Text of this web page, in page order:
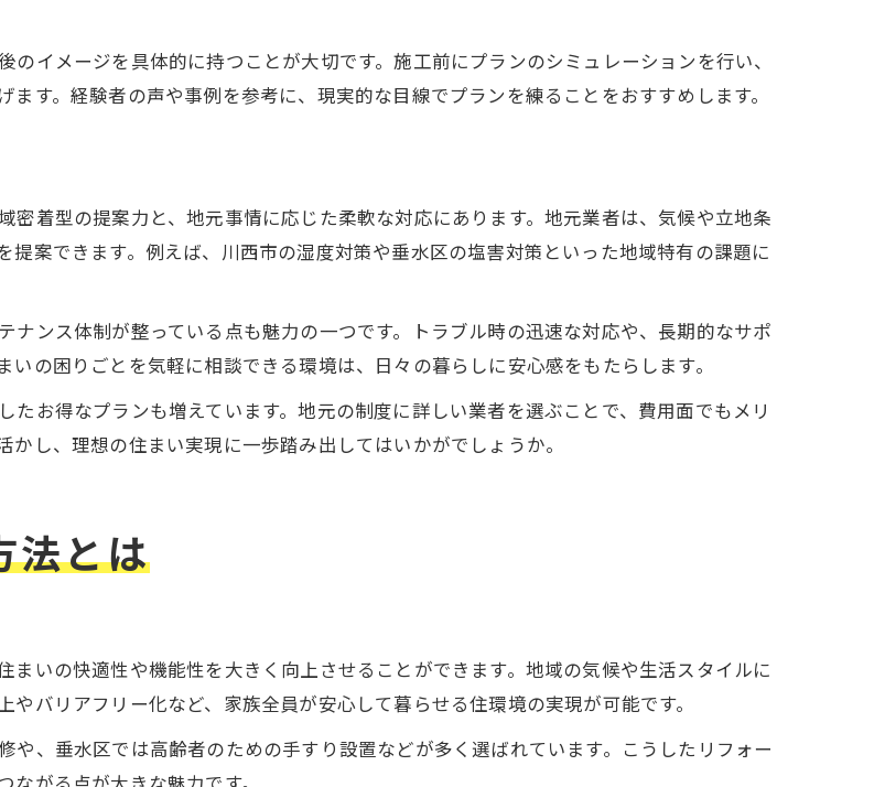
イメージを具体的に持つことが大切です。施工前にプランのシミュレーションを行い、
す。経験者の声や事例を参考に、現実的な目線でプランを練ることをおすすめします。
着型の提案力と、地元事情に応じた柔軟な対応にあります。地元業者は、気候や立地条
案できます。例えば、川西市の湿度対策や垂水区の塩害対策といった地域特有の課題に
ナンス体制が整っている点も魅力の一つです。トラブル時の迅速な対応や、長期的なサポ
の困りごとを気軽に相談できる環境は、日々の暮らしに安心感をもたらします。
お得なプランも増えています。地元の制度に詳しい業者を選ぶことで、費用面でもメリ
し、理想の住まい実現に一歩踏み出してはいかがでしょうか。
法とは
いの快適性や機能性を大きく向上させることができます。地域の気候や生活スタイルに
バリアフリー化など、家族全員が安心して暮らせる住環境の実現が可能です。
、垂水区では高齢者のための手すり設置などが多く選ばれています。こうしたリフォー